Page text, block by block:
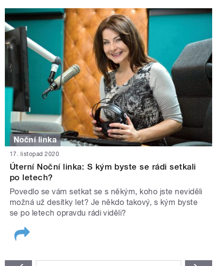
Noční linka
17. listopad 2020
Úterní Noční linka: S kým byste se rádi setkali
po letech?
Povedlo se vám setkat se s někým, koho jste neviděli
možná už desítky let? Je někdo takový, s kým byste
se po letech opravdu rádi viděli?